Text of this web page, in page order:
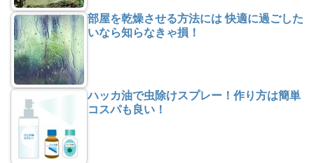
部屋を乾燥させる方法には 快適に過ごした
いなら知らなきゃ損！
ハッカ油で虫除けスプレー！作り方は簡単
コスパも良い！